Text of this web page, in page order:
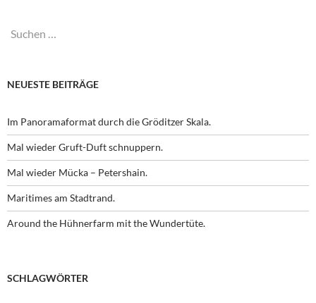
Suchen
NEUESTE BEITRÄGE
Im Panoramaformat durch die Gröditzer Skala.
Mal wieder Gruft-Duft schnuppern.
Mal wieder Mücka – Petershain.
Maritimes am Stadtrand.
Around the Hühnerfarm mit the Wundertüte.
SCHLAGWÖRTER